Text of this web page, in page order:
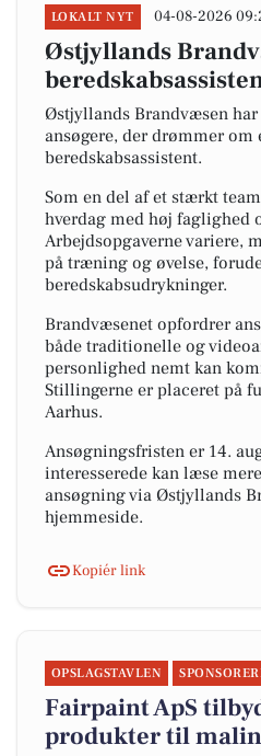
LOKALT NYT 04-08-2026
Østjyllands
Østjyllands Brandvæsen
ansøgere, der drømmer om
beredskabsassistent.
Som en del af et stærkt
hverdag med høj faglighed
Arbejdsopgaverne variere,
på træning og øvelse,
beredskabsudrykninger.
Brandvæsenet opfordrer
både traditionelle og
personlighed nemt kan
Stillingerne er placeret på
Aarhus.
Ansøgningsfristen er 14.
interesserede kan læse
ansøgning via Østjyllands
hjemmeside.
Kopiér link
OPSLAGSTAVLEN
Fairpaint ApS
produkter til